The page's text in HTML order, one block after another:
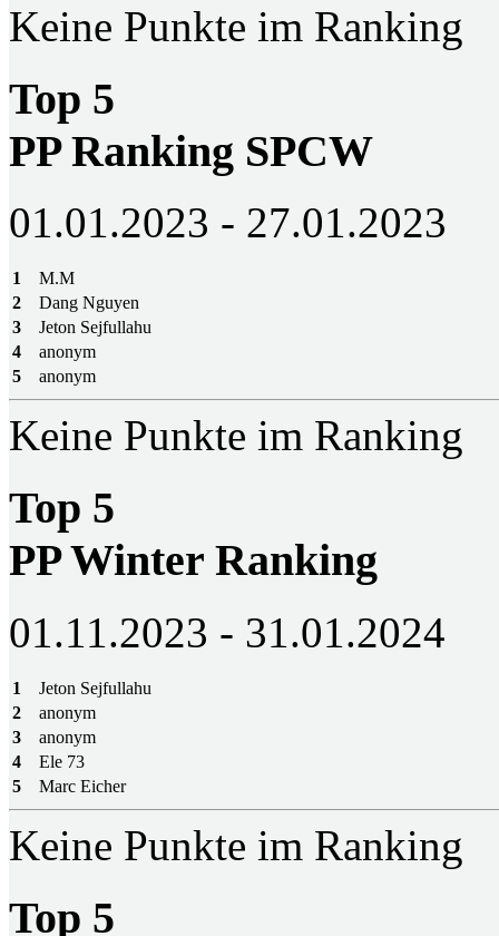
Keine Punkte im Ranking
Top 5
PP Ranking SPCW
01.01.2023 - 27.01.2023
1
M.M
2
Dang Nguyen
3
Jeton Sejfullahu
4
anonym
5
anonym
Keine Punkte im Ranking
Top 5
PP Winter Ranking
01.11.2023 - 31.01.2024
1
Jeton Sejfullahu
2
anonym
3
anonym
4
Ele 73
5
Marc Eicher
Keine Punkte im Ranking
Top 5